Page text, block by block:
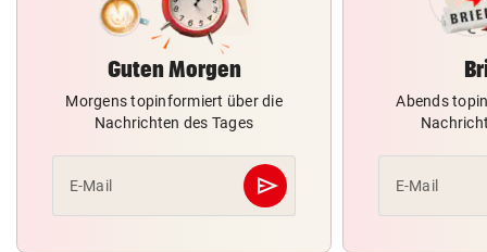
Guten Morgen
Morgens topinformiert über die
Nachrichten des Tages
E-Mail send
Abschicken
Abends
E-Mail